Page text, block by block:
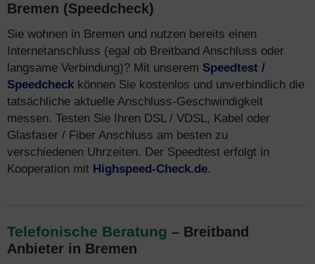
Bremen (Speedcheck)
Sie wohnen in Bremen und nutzen bereits einen
Internetanschluss (egal ob Breitband Anschluss oder
langsame Verbindung)? Mit unserem Speedtest /
Speedcheck können Sie kostenlos und unverbindlich die
tatsächliche aktuelle Anschluss-Geschwindigkeit
messen. Testen Sie Ihren DSL / VDSL, Kabel oder
Glasfaser / Fiber Anschluss am besten zu
verschiedenen Uhrzeiten. Der Speedtest erfolgt in
Kooperation mit Highspeed-Check.de.
Telefonische Beratung – Breitband
Anbieter in Bremen